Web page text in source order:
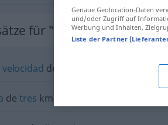
für "km"
velocidad de
detres km
Genaue Geolocation-Daten
und/oder Zugriff auf
Werbung und Inhalten,
Liste der Partner